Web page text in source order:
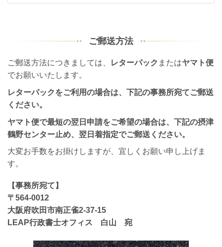
ご郵送方法
ご郵送方法につきましては、 レターパック またはヤマト便
でお願いいたします。
レターパックをご利用の場合は、下記の事務所宛てご郵送
ください。
ヤマト便で最短の翌日申請をご希望の場合は、下記の摂津
鶴野センター止め、翌日着指定でご郵送ください。
大変お手数をお掛けしますが、宜しくお願い申し上げま
す。
【事務所宛て】
〒564-0012
大阪府吹田市南正雀2-37-15
LEAP行政書士オフィス 白山 宛